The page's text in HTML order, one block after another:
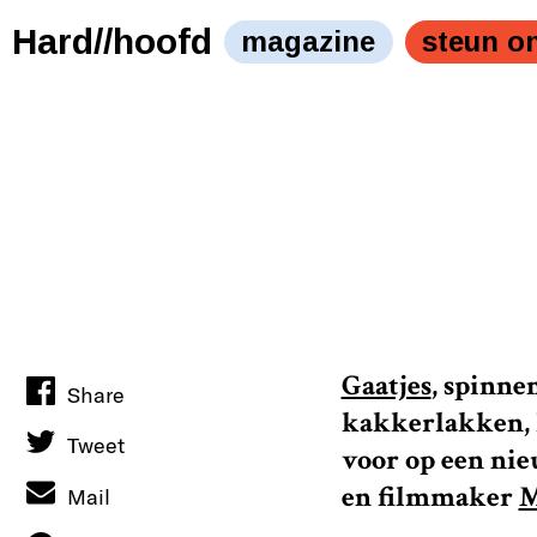
Hard//hoofd magazine steun
Gaatjes,
kakkerlakken,
voor op een
en filmmaker
Share
Tweet
Mail